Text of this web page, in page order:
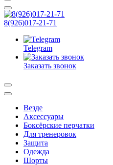
8(926)017-21-71
Telegram
Заказать звонок
Везде
Аксессуары
Боксёрские перчатки
Для тренеровок
Защита
Одежда
Шорты